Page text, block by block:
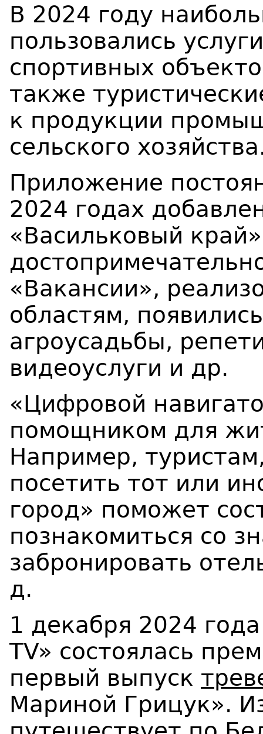
В 2024 году
пользовались
спортивных
также
к продукции
сельского
Приложение
2024 годах
«Васильковый
«Вакансии»,
областям,
агроусадьбы,
видеоуслуги и др.
«Цифровой
помощником для
Например,
посетить тот или
город» поможет
познакомиться со
забронировать
д.
1 декабря 2024
ТV» состоялась
первый выпуск
Мариной Грицук».